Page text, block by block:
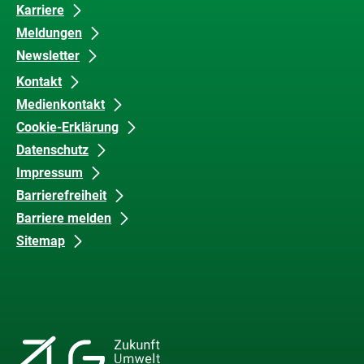
Karriere
Meldungen
Newsletter
Kontakt
Medienkontakt
Cookie-Erklärung
Datenschutz
Impressum
Barrierefreiheit
Barriere melden
Sitemap